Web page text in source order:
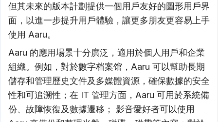
但其未來的版本計劃提供一個用戶友好的圖形用戶界
面，以進一步提升用戶體驗，讓更多朋友更容易上手
使用 Aaru。
Aaru 的應用場景十分廣泛，適用於個人用戶和企業
組織。例如，對於數字档案馆，Aaru 可以幫助長期
儲存和管理歷史文件及多媒體資源，確保數據的安全
性和可追溯性；在 IT 管理方面，Aaru 可用於系統備
份、故障恢復及數據遷移； 影音愛好者可以使用